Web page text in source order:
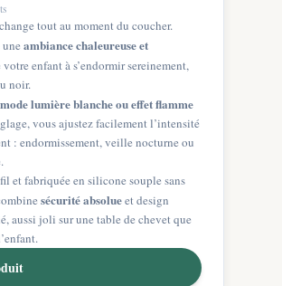
tout au moment du coucher.
uneambiance chaleureuse et
enfant à s’endormir sereinement,
noir.
lumière blanche ou effet flamme
vous ajustez facilement l’intensité
: endormissement, veille nocturne ou
et fabriquée en silicone souple sans
sécurité absolueet design
aussi joli sur une table de chevet que